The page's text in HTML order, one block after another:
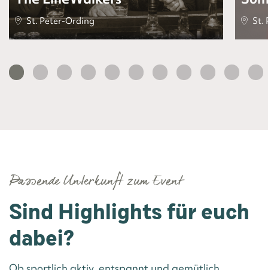
St. Peter-Ording St.
Sind Highlights für euch
dabei?
Passende Unterkunft zum Event